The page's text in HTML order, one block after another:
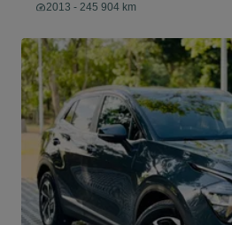
2013 - 245 904 km